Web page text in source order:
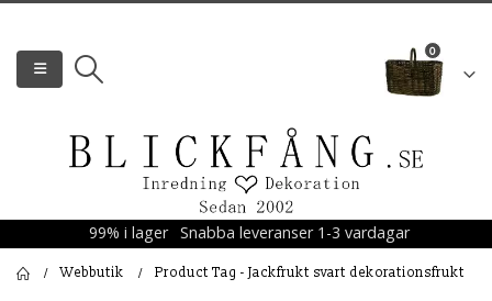
0
99% i lager Snabba leveranser 1-3 vardagar
Webbutik Product Tag - Jackfrukt svart dekorationsfrukt